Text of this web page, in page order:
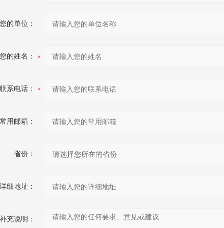
的单位：
的姓名：
系电话：
用邮箱：
省份：
细地址：
充说明：